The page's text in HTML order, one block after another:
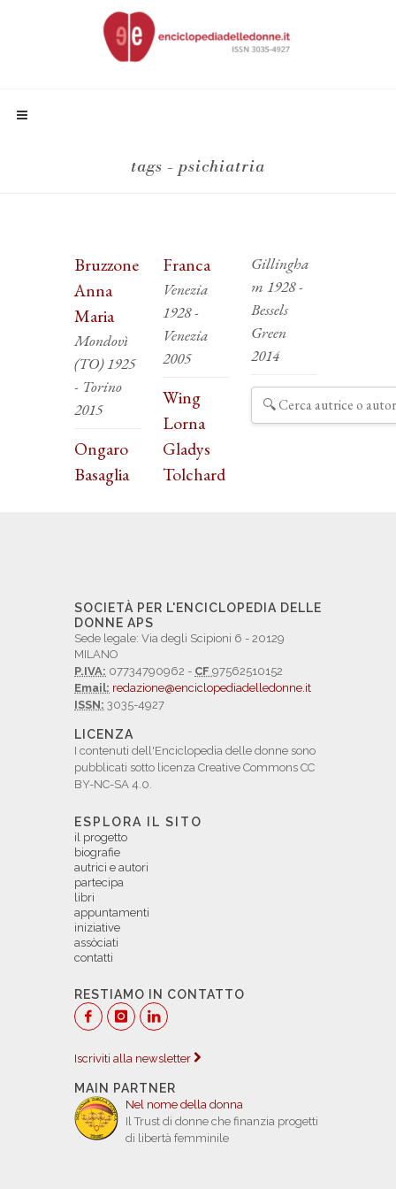
tags - psichiatria
Bruzzone
Anna
Maria
Mondovì
(TO) 1925
- Torino
2015
Ongaro
Basaglia
Franca
Venezia
1928 -
Venezia
2005
Wing
Lorna
Gladys
Tolchard
Gillingha
m 1928 -
Bessels
Green
2014
SOCIETÀ PER L'ENCICLOPEDIA DELLE
DONNE APS
Sede legale: Via degli Scipioni 6 - 20129
MILANO
P.IVA: 07734790962 - CF 97562510152
Email: redazione@enciclopediadelledonne.it
ISSN: 3035-4927
LICENZA
I contenuti dell'Enciclopedia delle donne sono
pubblicati sotto licenza Creative Commons CC
BY-NC-SA 4.0.
ESPLORA IL SITO
il progetto
biografie
autrici e autori
partecipa
libri
appuntamenti
iniziative
assòciati
contatti
RESTIAMO IN CONTATTO
Iscriviti alla newsletter
MAIN PARTNER
Nel nome della donna
Il Trust di donne che finanzia progetti
di libertà femminile